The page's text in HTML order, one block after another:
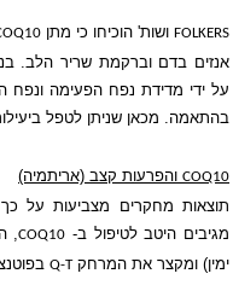
FOLKERS ושות' הוכיחו כי מתן
אנזים בדם וברקמת שריר הלב.
בהתאמה. מכאן שניתן לטפל
COQ10 והפרעות קצב (אריתמיה)
תוצאות מחקרים מצביעות על כך ש 20%-25% מהחולים
מגיבים היטב לטיפול ב- COQ10
,
ימין) ומקצר את המרחקQ-T